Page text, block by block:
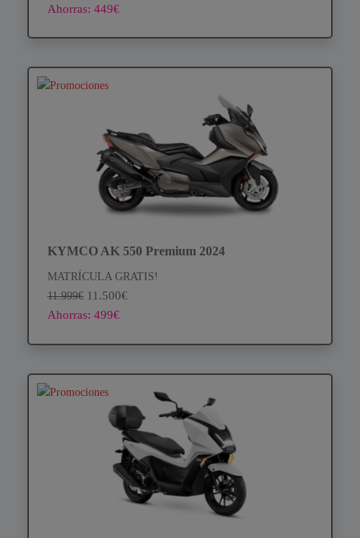
Ahorras: 449€
KYMCO AK 550 Premium 2024
MATRÍCULA GRATIS!
11.999€ 11.500€
Ahorras: 499€